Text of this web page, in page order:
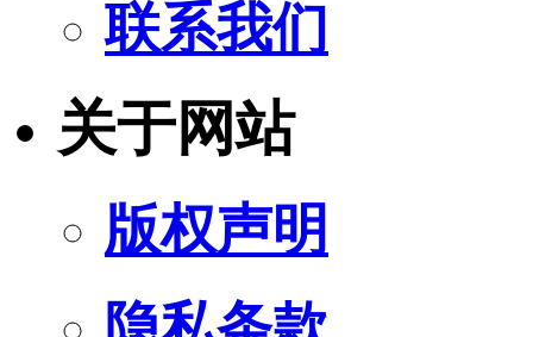
联系我们
关于网站
版权声明